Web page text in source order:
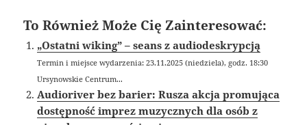
To Również Może Cię Zainteresować:
„Ostatni wiking” – seans z audiodeskrypcją
Termin i miejsce wydarzenia: 23.11.2025 (niedziela), godz. 18:30
Ursynowskie Centrum...
Audioriver bez barier: Rusza akcja promująca
dostępność imprez muzycznych dla osób z